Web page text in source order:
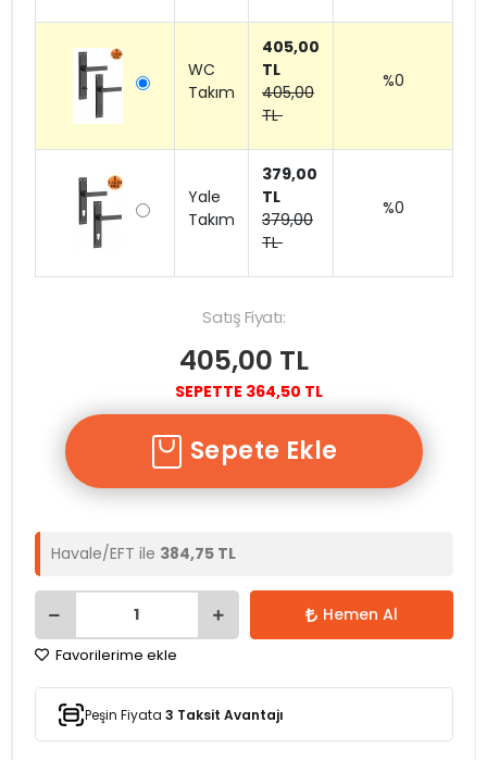
WC
Takım
405,00
TL
405,00
TL
%0
Yale
Takım
379,00
TL
379,00
TL
%0
Satış Fiyatı:
405,00 TL
SEPETTE 364,50 TL
Sepete Ekle
Havale/EFT ile 384,75 TL
Hemen Al
Favorilerime ekle
Peşin Fiyata 3 Taksit Avantajı